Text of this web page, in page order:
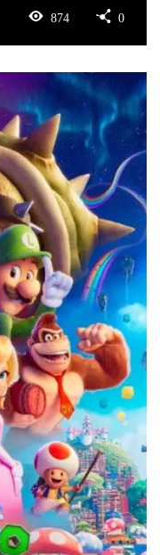
874 0